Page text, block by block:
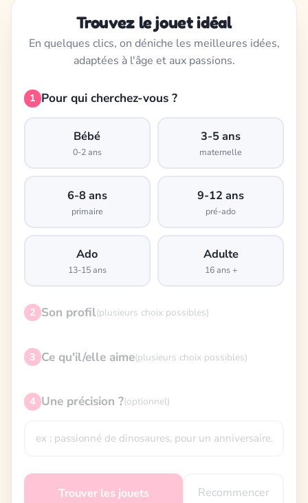
Trouvez le jouet idéal
En quelques clics, on déniche les meilleures idées,
adaptées à l'âge et aux passions.
1 Pour qui cherchez-vous ?
Bébé
0-2 ans
3-5 ans
maternelle
6-8 ans
primaire
9-12 ans
pré-ado
Ado
13-15 ans
Adulte
16 ans +
2 Son profil(plusieurs choix possibles)
3 Ce qu'il/elle aime(plusieurs choix possibles)
4 Une précision ?(optionnel)
Trouver les jouets Recommencer